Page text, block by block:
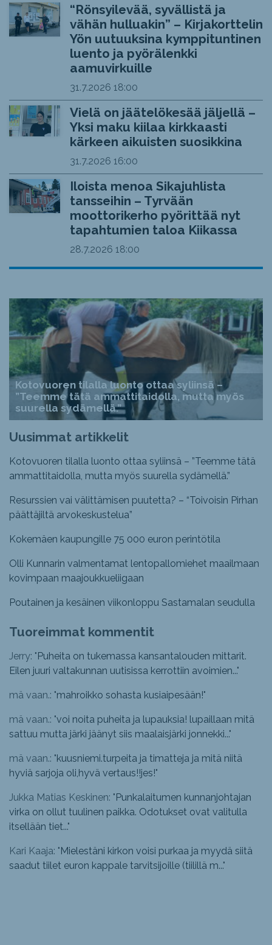
“Rönsyilevää, syvällistä ja
vähän hulluakin” – Kirjakorttelin
Yön uutuuksina kymppituntinen
luento ja pyörälenkki
aamuvirkuille
31.7.2026 18:00
Vielä on jäätelökesää jäljellä –
Yksi maku kiilaa kirkkaasti
kärkeen aikuisten suosikkina
31.7.2026 16:00
Iloista menoa Sikajuhlista
tansseihin – Tyrvään
moottorikerho pyörittää nyt
tapahtumien taloa Kiikassa
28.7.2026 18:00
Kotovuoren tilalla luonto ottaa syliinsä –
”Teemme tätä ammattitaidolla, mutta myös
suurella sydämellä.”
Uusimmat artikkelit
Kotovuoren tilalla luonto ottaa syliinsä – ”Teemme tätä
ammattitaidolla, mutta myös suurella sydämellä.”
Resurssien vai välittämisen puutetta? – “Toivoisin Pirhan
päättäjiltä arvokeskustelua”
Kokemäen kaupungille 75 000 euron perintötila
Olli Kunnarin valmentamat lentopallomiehet maailmaan
kovimpaan maajoukkueliigaan
Poutainen ja kesäinen viikonloppu Sastamalan seudulla
Tuoreimmat kommentit
Jerry: "Puheita on tukemassa kansantalouden mittarit.
Eilen juuri valtakunnan uutisissa kerrottiin avoimien..."
mä vaan.: "mahroikko sohasta kusiaipesään!"
mä vaan.: "voi noita puheita ja lupauksia! lupaillaan mitä
sattuu mutta järki jäänyt siis maalaisjärki jonnekki..."
mä vaan.: "kuusniemi.turpeita ja timatteja ja mitä niitä
hyviä sarjoja oli,hyvä vertaus!!jes!"
Jukka Matias Keskinen: "Punkalaitumen kunnanjohtajan
virka on ollut tuulinen paikka. Odotukset ovat valitulla
itsellään tiet..."
Kari Kaaja: "Mielestäni kirkon voisi purkaa ja myydä siitä
saadut tiilet euron kappale tarvitsijoille (tiilillä m..."